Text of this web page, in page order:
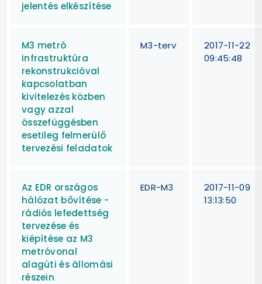
jelentés elkészítése
M3 metró
infrastruktúra
rekonstrukcióval
kapcsolatban
kivitelezés közben
vagy azzal
összefüggésben
esetileg felmerülő
tervezési feladatok
M3-terv
2017-11-22
09:45:48
Az EDR országos
hálózat bővítése -
rádiós lefedettség
tervezése és
kiépítése az M3
metróvonal
alagúti és állomási
részein
EDR-M3
2017-11-09
13:13:50